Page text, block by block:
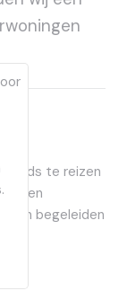
te reizen
Dan begeleiden